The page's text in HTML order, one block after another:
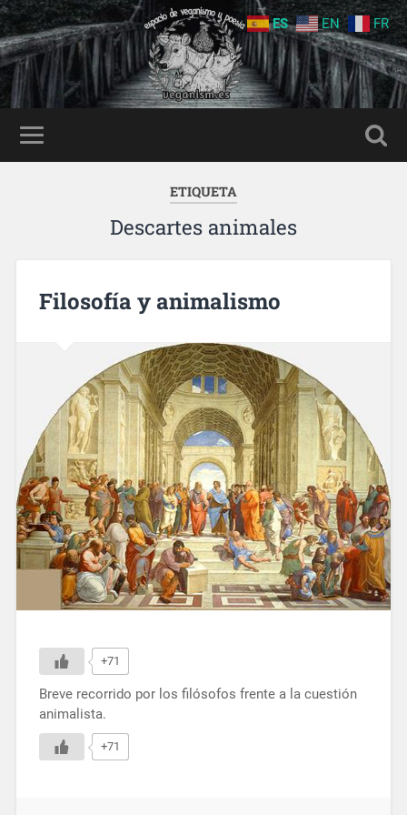
ETIQUETA
Descartes animales
Filosofía y animalismo
+71
Breve recorrido por los filósofos frente a la cuestión
animalista.
+71
ES EN FR